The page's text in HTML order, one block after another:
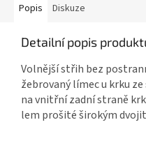
Popis Diskuze
Detailní popis
Volnější střih bez
žebrovaný límec u krku
na vnitřní zadní straně
lem prošité širokým